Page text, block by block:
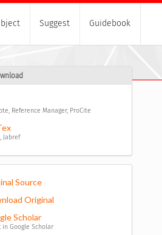
Suggest Guidebook
Reference Manager, ProCite
Jabref
Source
Original
Scholar
in Google Scholar